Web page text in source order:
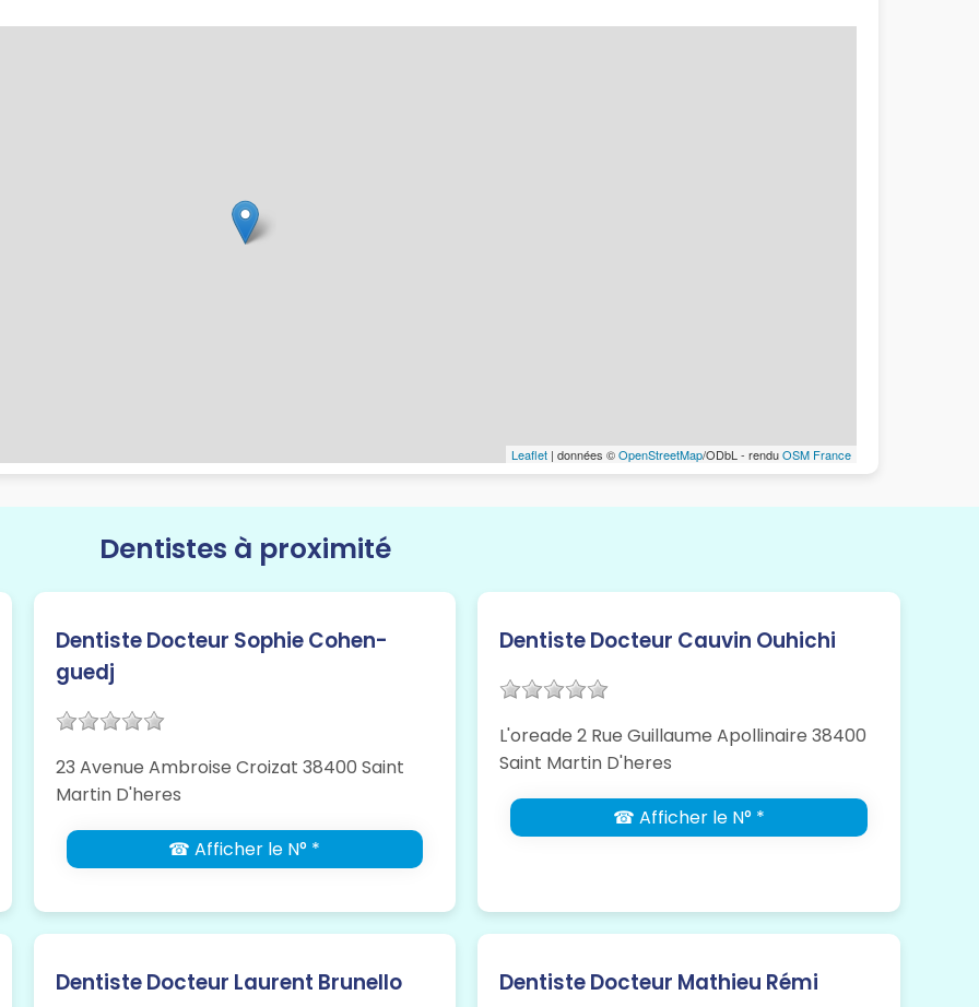
Leaflet | données ©OpenStreetMap/ODbL - renduOSM France
Dentistes à proximité
Dentiste Docteur Sophie Cohen-
guedj
23 Avenue Ambroise Croizat 38400 Saint
Martin D'heres
☎ Afficher le N° *
Dentiste Docteur Cauvin Ouhichi
L'oreade 2 Rue Guillaume Apollinaire 38400
Saint Martin D'heres
☎ Afficher le N° *
Dentiste Docteur Laurent Brunello Dentiste Docteur Mathieu Rémi